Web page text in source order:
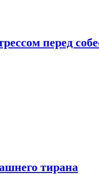
перед
тирана